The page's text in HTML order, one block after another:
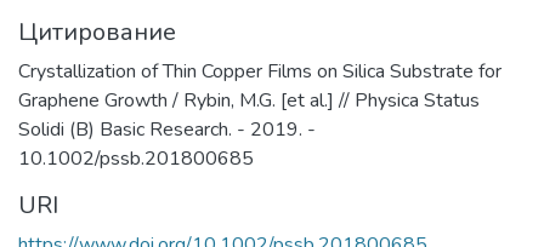
Цитирование
Crystallization of Thin Copper Films on Silica Substrate for
Graphene Growth / Rybin, M.G. [et al.] // Physica Status
Solidi (B) Basic Research. - 2019. -
10.1002/pssb.201800685
URI